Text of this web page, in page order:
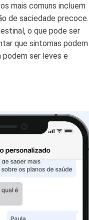
mais comuns incluem
de saciedade precoce.
o que pode ser
que sintomas podem
ser leves e